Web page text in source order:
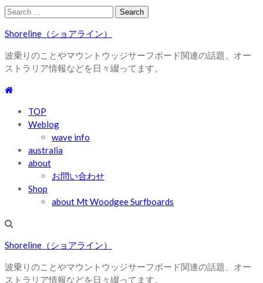
Skip
navigation
Skip
content
Search
Shoreline（ショアライン）
波乗りのことやマウントウッジサーフボード関連の話題、オー
ストラリア情報などを日々綴ってます。
TOP
Weblog
wave info
australia
about
お問い合わせ
Shop
about Mt Woodgee Surfboards
Shoreline（ショアライン）
波乗りのことやマウントウッジサーフボード関連の話題、オー
ストラリア情報などを日々綴ってます。